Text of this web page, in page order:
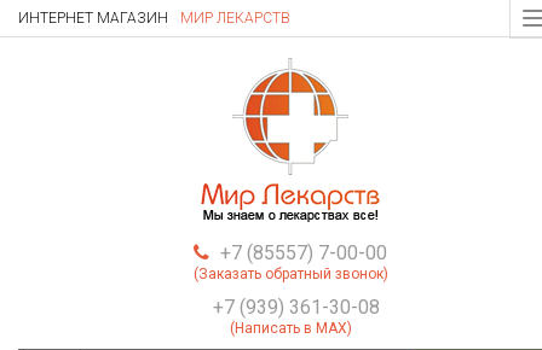
ИНТЕРНЕТ МАГАЗИН МИР ЛЕКАРСТВ
+7 (85557) 7-00-00
(Заказать обратный звонок)
+7 (939) 361-30-08
(Написать в MAX)